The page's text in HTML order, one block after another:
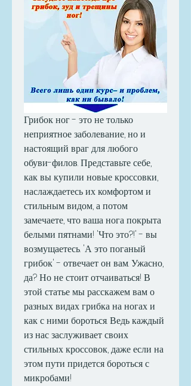
Грибок ног - это не только
неприятное заболевание, но и
настоящий враг для любого
обуви-филов. Представьте себе,
как вы купили новые кроссовки,
наслаждаетесь их комфортом и
стильным видом, а потом
замечаете, что ваша нога покрыта
белыми пятнами! 'Что это?!' - вы
возмущаетесь. 'А это поганый
грибок' - отвечает он вам. Ужасно,
да? Но не стоит отчаиваться! В
этой статье мы расскажем вам о
разных видах грибка на ногах и
как с ними бороться. Ведь каждый
из нас заслуживает своих
стильных кроссовок, даже если на
этом пути придется бороться с
микробами!